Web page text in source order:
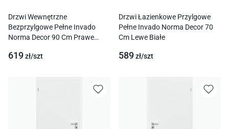
Drzwi Wewnętrzne
Bezprzylgowe Pełne Invado
Norma Decor 90 Cm Prawe
619zł/szt
Drzwi Łazienkowe Przylgowe
Pełne Invado Norma Decor 70
Cm Lewe Białe
589zł/szt